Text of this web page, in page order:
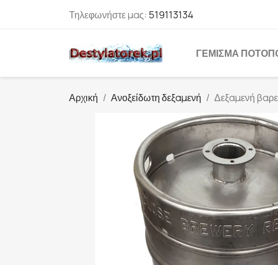
Τηλεφωνήστε μας: 519113134
ΓΈΜΙΣΜΑ
Αρχική Ανοξείδωτη δεξαμενή Δεξαμενή